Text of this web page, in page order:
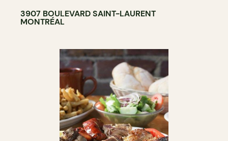
3907 BOULEVARD SAINT-LAURENT
MONTRÉAL